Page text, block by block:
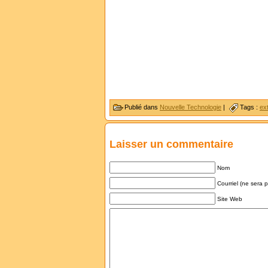
Publié dans Nouvelle Technologie Tags :
Laisser un commentaire
Nom
Courriel (ne sera
Site Web